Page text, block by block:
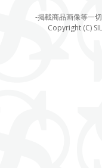
-掲載商品画像等一
Copyright (C)